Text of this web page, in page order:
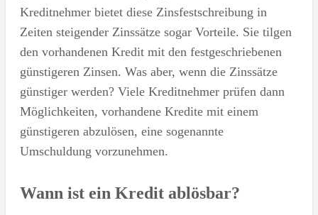
Kreditnehmer bietet diese Zinsfestschreibung in
Zeiten steigender Zinssätze sogar Vorteile. Sie tilgen
den vorhandenen Kredit mit den festgeschriebenen
günstigeren Zinsen. Was aber, wenn die Zinssätze
günstiger werden? Viele Kreditnehmer prüfen dann
Möglichkeiten, vorhandene Kredite mit einem
günstigeren abzulösen, eine sogenannte
Umschuldung vorzunehmen.
Wann ist ein Kredit ablösbar?